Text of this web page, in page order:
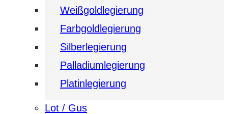
Weißgoldlegierung
Farbgoldlegierung
Silberlegierung
Palladiumlegierung
Platinlegierung
Lot / Gus